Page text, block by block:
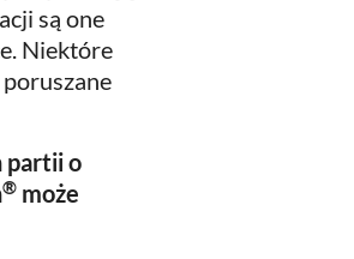
są one
Niektóre
partii o
® może